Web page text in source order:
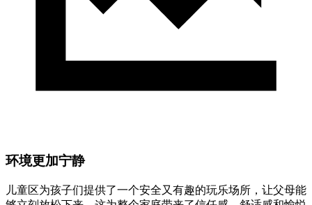
环境更加宁静
儿童区为孩子们提供了一个安全又有趣的玩乐场所，让父母能